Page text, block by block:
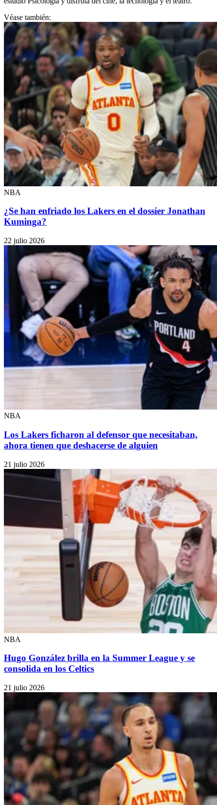
Véase también:
NBA
¿Se han enfriado los Lakers en el dossier Jonathan
Kuminga?
22 julio 2026
NBA
Los Lakers ficharon al defensor que necesitaban,
ahora tienen que deshacerse de alguien
21 julio 2026
NBA
Hugo González brilla en la Summer League y se
consolida en los Celtics
21 julio 2026